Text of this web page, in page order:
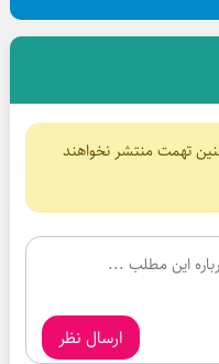
تهمت منتشر نخواهند
ارسال نظر